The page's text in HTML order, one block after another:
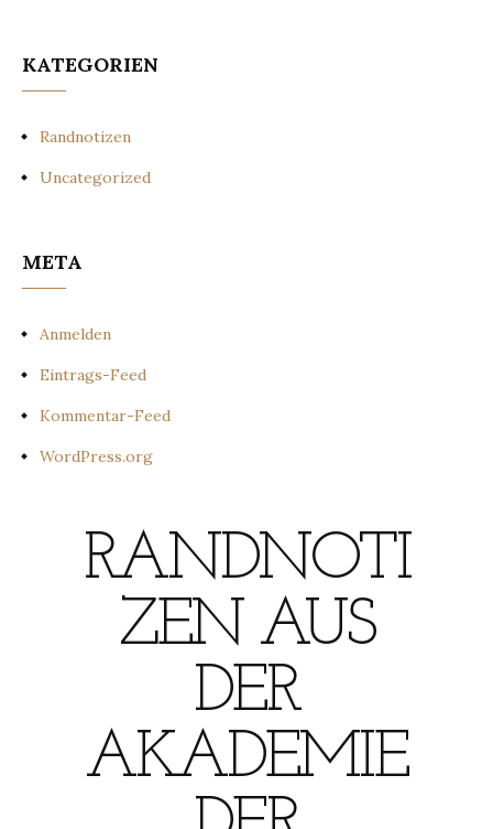
KATEGORIEN
Randnotizen
Uncategorized
META
Anmelden
Eintrags-Feed
Kommentar-Feed
WordPress.org
RANDNOTI
ZEN AUS
DER
AKADEMIE